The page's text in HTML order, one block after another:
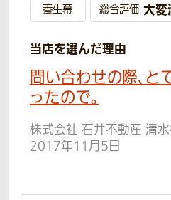
養生幕 総合評価 大変
当店を選んだ理由
問い合わせの際、と
ったので。
株式会社 石井不動産 清
2017年11月5日